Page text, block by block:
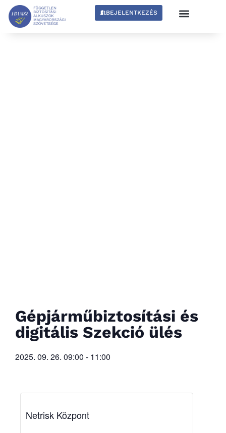
BEJELENTKEZÉS
Gépjárműbiztosítási és
digitális Szekció ülés
2025. 09. 26. 09:00 - 11:00
Netrisk Központ